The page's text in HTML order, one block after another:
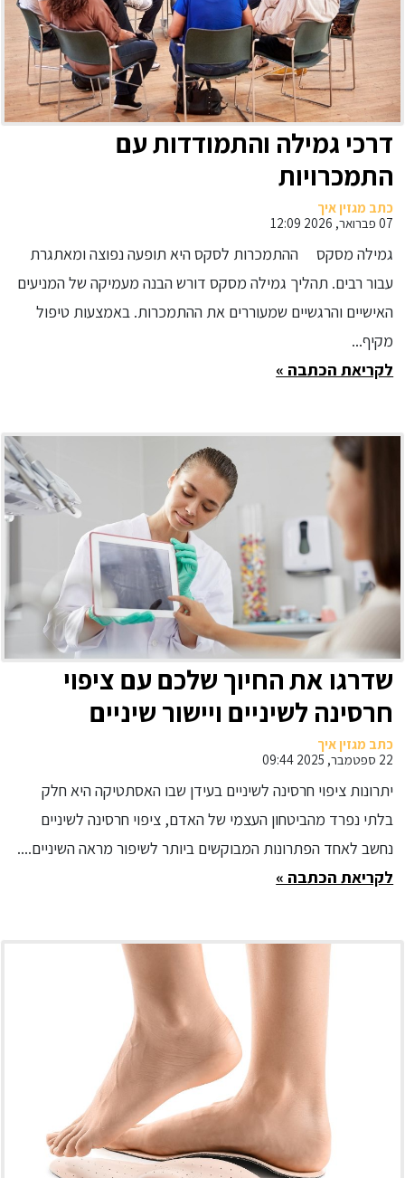
דרכי גמילה והתמודדות עם
התמכרויות
כתב מגזין איך
07 פברואר, 2026 12:09
גמילה מסקס ההתמכרות לסקס היא תופעה נפוצה ומאתגרת
עבור רבים. תהליך גמילה מסקס דורש הבנה מעמיקה של המניעים
האישיים והרגשיים שמעוררים את ההתמכרות. באמצעות טיפול
מקיף...
לקריאת הכתבה »
שדרגו את החיוך שלכם עם ציפוי
חרסינה לשיניים ויישור שיניים
אינויזליין
כתב מגזין איך
22 ספטמבר, 2025 09:44
יתרונות ציפוי חרסינה לשיניים בעידן שבו האסתטיקה היא חלק
בלתי נפרד מהביטחון העצמי של האדם, ציפוי חרסינה לשיניים
נחשב לאחד הפתרונות המבוקשים ביותר לשיפור מראה השיניים....
לקריאת הכתבה »